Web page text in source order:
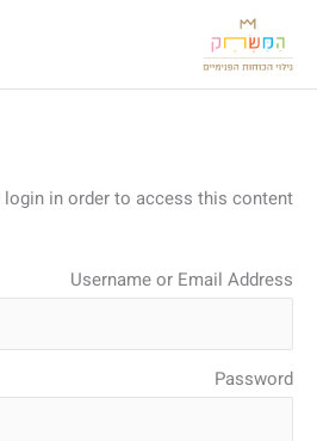
לתוכן
in order to access this content.
Username or Email Address
Password